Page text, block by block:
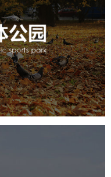
能
智慧公园
大数据平台
AR太极